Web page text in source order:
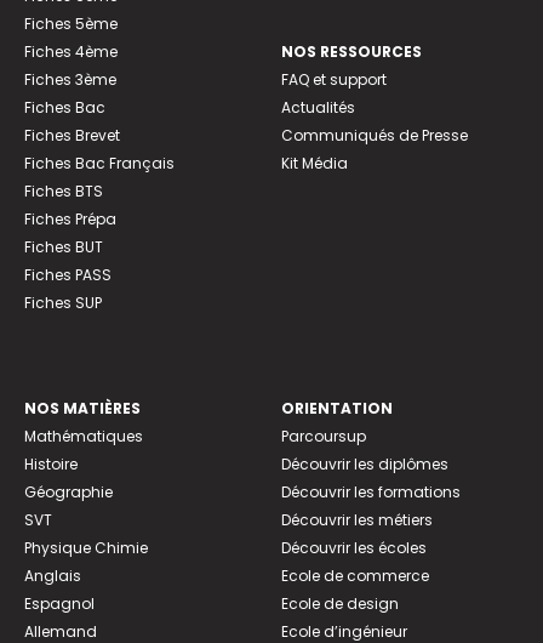
Fiches 5ème
Fiches 4ème
Fiches 3ème
Fiches Bac
Fiches Brevet
Fiches Bac Français
Fiches BTS
Fiches Prépa
Fiches BUT
Fiches PASS
Fiches SUP
NOS RESSOURCES
FAQ et support
Actualités
Communiqués de Presse
Kit Média
NOS MATIÈRES
Mathématiques
Histoire
Géographie
SVT
Physique Chimie
Anglais
Espagnol
Allemand
ORIENTATION
Parcoursup
Découvrir les diplômes
Découvrir les formations
Découvrir les métiers
Découvrir les écoles
Ecole de commerce
Ecole de design
Ecole d’ingénieur